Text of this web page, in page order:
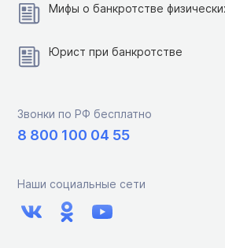
Мифы о банкротстве
Юрист при банкротстве
Звонки по РФ бесплатно
8 800 100 04 55
Наши социальные сети